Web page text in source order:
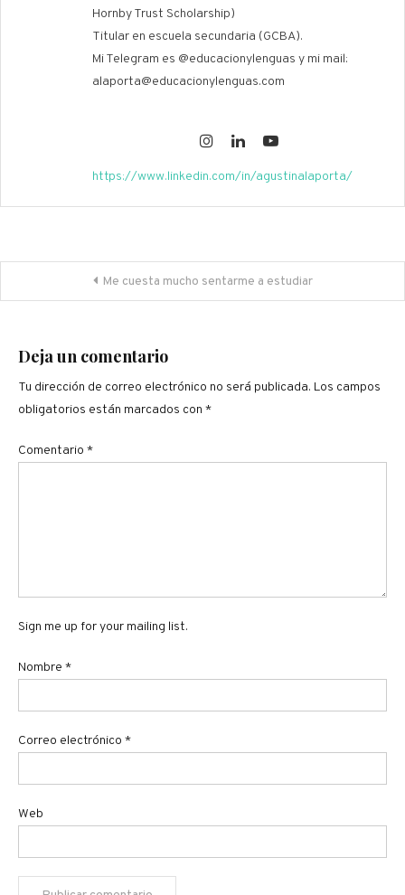
Hornby Trust Scholarship)
Titular en escuela secundaria (GCBA).
Mi Telegram es @educacionylenguas y mi mail:
alaporta@educacionylenguas.com
https://www.linkedin.com/in/agustinalaporta/
Navegación
de
entradas
Me cuesta mucho sentarme a estudiar
Deja un comentario
Tu dirección de correo electrónico no será publicada. Los campos
obligatorios están marcados con *
Comentario *
Sign me up for your mailing list.
Nombre *
Correo electrónico *
Web